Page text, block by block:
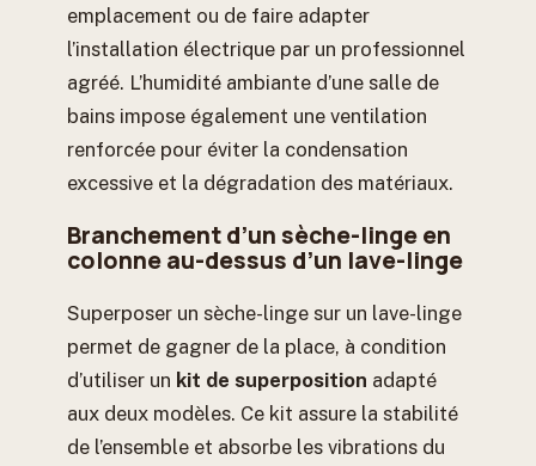
emplacement ou de faire adapter
l’installation électrique par un professionnel
agréé. L’humidité ambiante d’une salle de
bains impose également une ventilation
renforcée pour éviter la condensation
excessive et la dégradation des matériaux.
Branchement d’un sèche-linge en
colonne au-dessus d’un lave-linge
Superposer un sèche-linge sur un lave-linge
permet de gagner de la place, à condition
d’utiliser un kit de superposition adapté
aux deux modèles. Ce kit assure la stabilité
de l’ensemble et absorbe les vibrations du